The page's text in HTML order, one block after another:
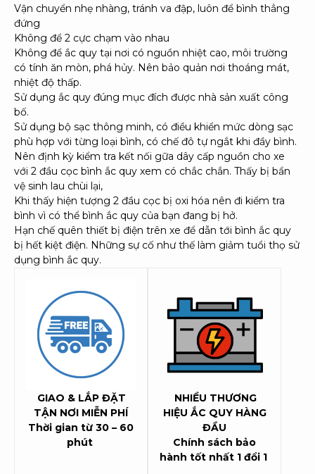
Vận chuyển nhẹ nhàng, tránh va đập, luôn để bình thẳng
đứng
Không để 2 cực chạm vào nhau
Không để ắc quy tại nơi có nguồn nhiệt cao, môi trường
có tính ăn mòn, phá hủy. Nên bảo quản nơi thoáng mát,
nhiệt độ thấp.
Sử dụng ắc quy đúng mục đích được nhà sản xuất công
bố.
Sử dụng bộ sạc thông minh, có điều khiển mức dòng sạc
phù hợp với từng loại bình, có chế đô tự ngắt khi đầy bình.
Nên định kỳ kiểm tra kết nối gữa dây cấp nguồn cho xe
với 2 đầu cọc bình ắc quy xem có chắc chắn. Thấy bị bẩn
vệ sinh lau chùi lại,
Khi thấy hiện tượng 2 đầu cọc bị oxi hóa nên đi kiểm tra
bình vì có thể bình ắc quy của bạn đang bị hở.
Hạn chế quên thiết bị điện trên xe để dẫn tới bình ắc quy
bị hết kiệt điện. Những sự cố như thế làm giảm tuổi thọ sử
dụng bình ắc quy.
GIAO & LẮP ĐẶT
TẬN NƠI MIỄN PHÍ
Thời gian từ 30 – 60
phút
NHIỀU THƯƠNG
HIỆU ẮC QUY HÀNG
ĐẦU
Chính sách bảo
hành tốt nhất 1 đổi 1